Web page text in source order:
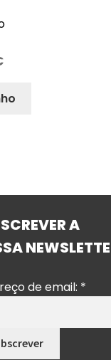
A
de email: *